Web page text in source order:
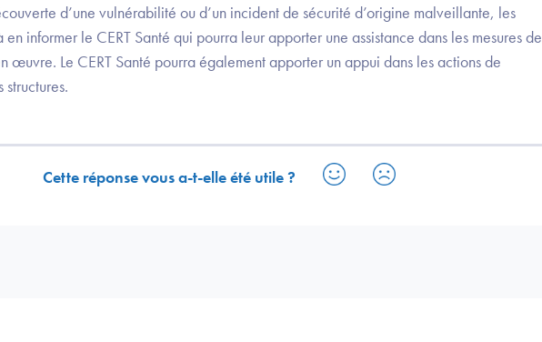
d’une vulnérabilité ou d’un incident de sécurité d’origine malveillante, les
en informer le CERT Santé qui pourra leur apporter une assistance dans les mesures de
œuvre. Le CERT Santé pourra également apporter un appui dans les actions de
Cette réponse vous a-t-elle été utile ?